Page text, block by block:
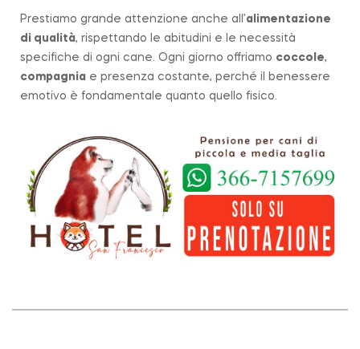
Prestiamo grande attenzione anche all’alimentazione
di qualità, rispettando le abitudini e le necessità
specifiche di ogni cane. Ogni giorno offriamo coccole,
compagnia e presenza costante, perché il benessere
emotivo è fondamentale quanto quello fisico.